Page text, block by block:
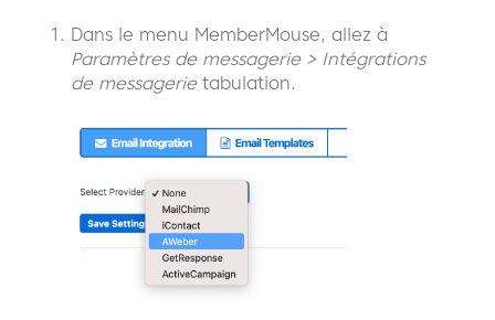
Dans le menu MemberMouse, allez à
Paramètres de messagerie > Intégrations
de messagerietabulation.